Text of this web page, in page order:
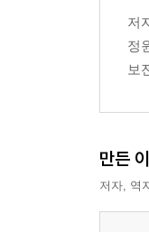
13 창
PART
16 마
17 뉴
18 정
저
정
보
만든
저자, 역